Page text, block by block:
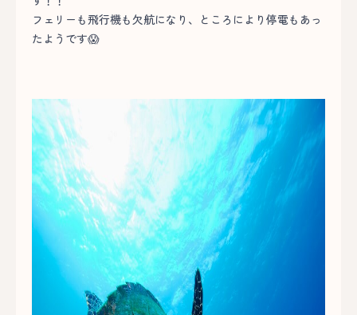
フェリーも飛行機も欠航になり、ところにより停電もあっ
たようです😱